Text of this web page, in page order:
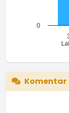
0
Komentar